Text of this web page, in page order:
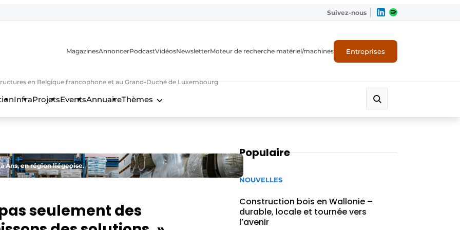
Suivez-nous
en Belgique francophone et au Grand-Duché de Luxembourg
MagazinesAnnoncerPodcastVidéosNewsletterMoteur de recherche matériel/machines Entreprises
InfraProjetsEventsAnnuaireThèmes
Ans, en région liégeoise.
seulement des
Populaire
NOUVELLES
Construction bois en Wallonie –
durable, locale et tournée vers
l’avenir